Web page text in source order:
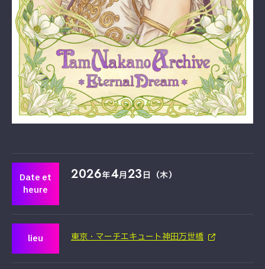
Date et
heure
2026年4月23日（木）
lieu 東京・マーチエキュート神田万世橋